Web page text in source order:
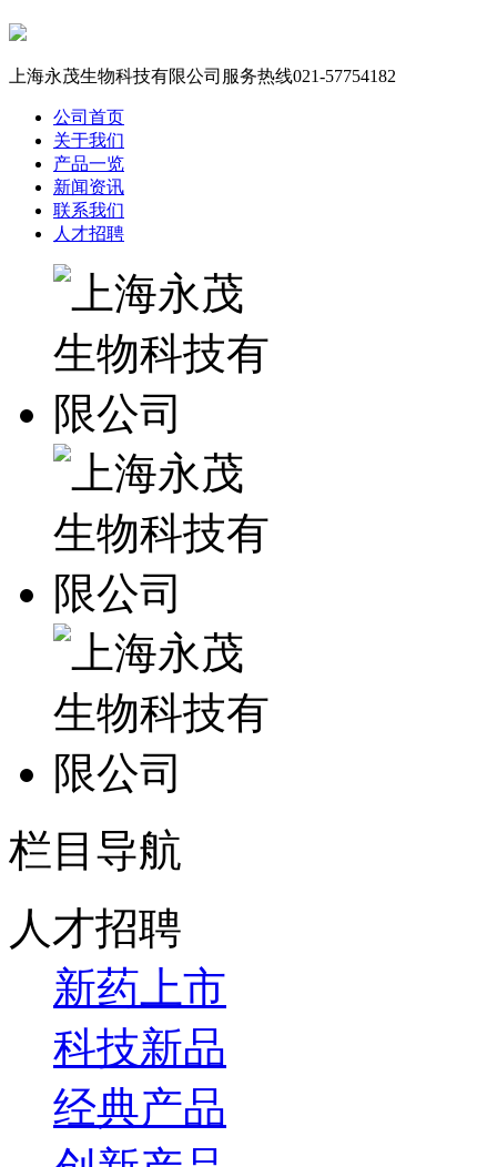
上海永茂生物科技有限公司服务热线021-57754182
公司首页
关于我们
产品一览
新闻资讯
联系我们
人才招聘
栏目导航
人才招聘
新药上市
科技新品
经典产品